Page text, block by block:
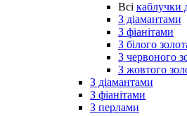
Всі каблучки
З діамантами
З фіанітами
З білого
З червоного
З жовтого
З діамантами
З фіанітами
З перлами